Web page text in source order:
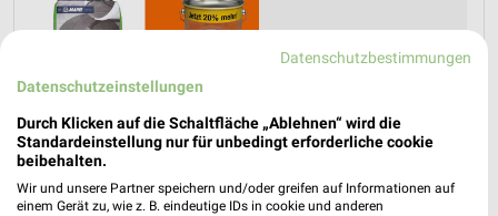
Jetzt alle "Angebote für den Camping-Urlaub" Themen
entdecken!
Datenschutzbestimmungen
Datenschutzeinstellungen
Durch Klicken auf die Schaltfläche „Ablehnen“ wird die
Standardeinstellung nur für unbedingt erforderliche cookie
beibehalten.
Wir und unsere Partner speichern und/oder greifen auf Informationen auf
einem Gerät zu, wie z. B. eindeutige IDs in cookie und anderen